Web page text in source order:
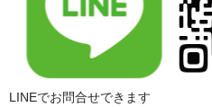
LINEでお問合せできます